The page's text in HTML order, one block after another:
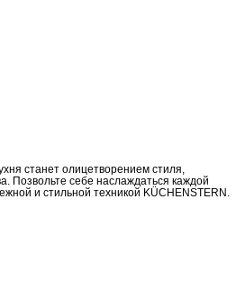
станет олицетворением стиля,
Позвольте себе наслаждаться каждой
и стильной техникой KÜCHENSTERN.